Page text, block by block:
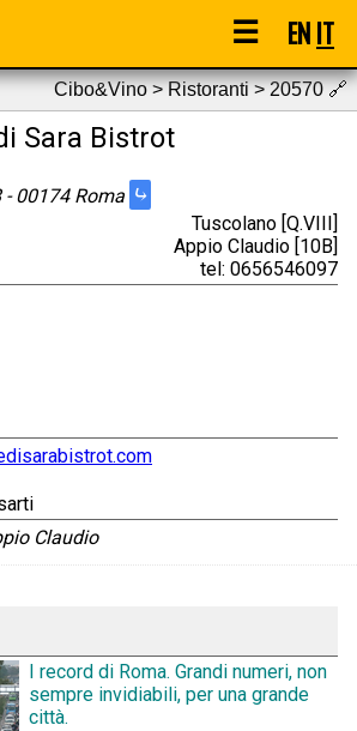
☰ ENIT
Cibo&Vino > Ristoranti > 20570🔗
Sara Bistrot
- 00174 Roma ⤷
Tuscolano [Q.VIII]
Appio Claudio [10B]
tel: 0656546097
Claudio
I record di Roma. Grandi numeri, non
sempre invidiabili, per una grande
città.